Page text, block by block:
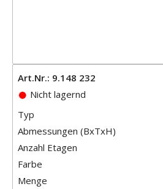
Art.Nr.: 9.148 232
Nicht lagernd
Typ
Abmessungen (BxTxH)
Anzahl Etagen
Farbe
Menge